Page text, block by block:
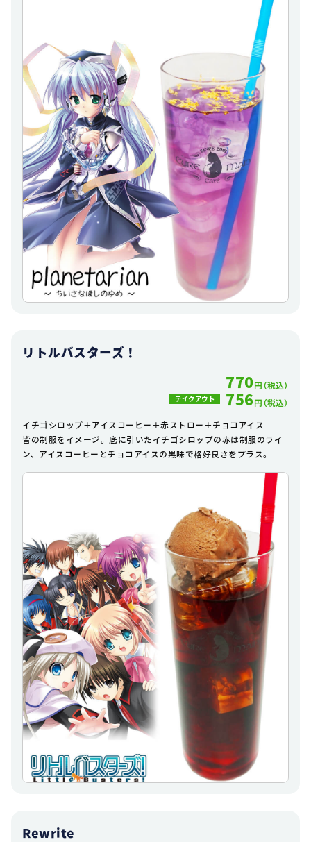
リトルバスターズ！
770円（税込）
テイクアウト 756円（税込）
イチゴシロップ＋アイスコーヒー＋赤ストロー＋チョコアイス
皆の制服をイメージ。底に引いたイチゴシロップの赤は制服のライ
ン、アイスコーヒーとチョコアイスの黒味で格好良さをプラス。
Rewrite